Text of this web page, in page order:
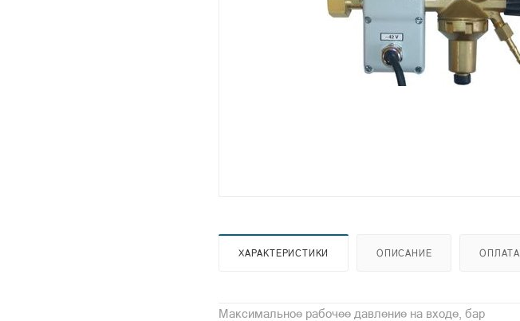
ХАРАКТЕРИСТИКИ ОПИСАНИЕ ОПЛАТА
Максимальное рабочее давление на входе, бар